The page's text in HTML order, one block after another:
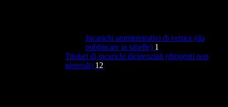
Incarichi amministrativi di vertice (da
pubblicare in tabelle) 1
Titolari di incarichi dirigenziali (dirigenti non
generali) 12